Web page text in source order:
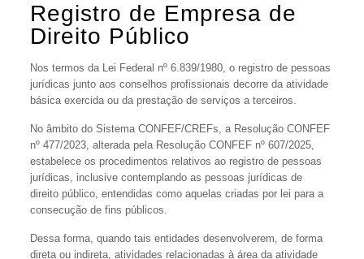
Registro de Empresa de
Direito Público
Nos termos da Lei Federal nº 6.839/1980, o registro de pessoas
jurídicas junto aos conselhos profissionais decorre da atividade
básica exercida ou da prestação de serviços a terceiros.
No âmbito do Sistema CONFEF/CREFs, a Resolução CONFEF
nº 477/2023, alterada pela Resolução CONFEF nº 607/2025,
estabelece os procedimentos relativos ao registro de pessoas
jurídicas, inclusive contemplando as pessoas jurídicas de
direito público, entendidas como aquelas criadas por lei para a
consecução de fins públicos.
Dessa forma, quando tais entidades desenvolverem, de forma
direta ou indireta, atividades relacionadas à área da atividade